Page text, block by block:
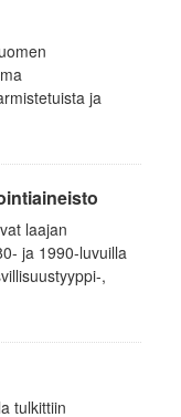
ja
laajan
ja 1990-luvuilla
,
tulkittiin